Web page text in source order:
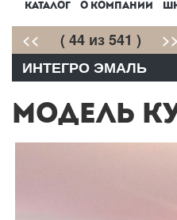
КАТАЛОГ О КОМПАНИИ
<< ( 44 из 541 ) >>
ИНТЕГРО ЭМАЛЬ
МОДЕЛЬ